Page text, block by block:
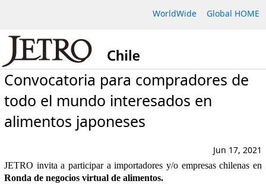
WorldWide Global HOME
Convocatoria para compradores de
todo el mundo interesados en
alimentos japoneses
Jun 17, 2021
JETRO invita a participar a importadores y/o empresas chilenas en
Ronda de negocios virtual de alimentos.